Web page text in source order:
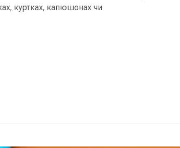
куртках, капюшонах чи